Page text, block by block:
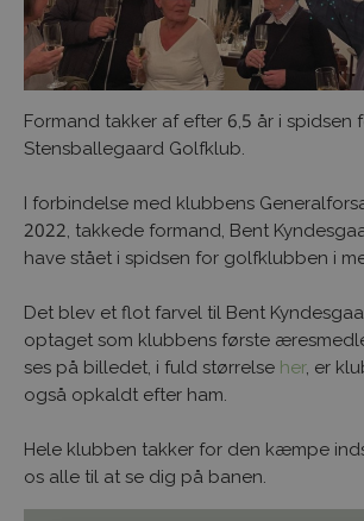
Formand takker af efter 6,5 år i spidsen
Stensballegaard Golfklub.
I forbindelse med klubbens
2022, takkede formand, Bent
have stået i spidsen for golfklubben i
Det blev et flot farvel til Bent
optaget som klubbens første
ses på billedet, i fuld størrelse her, er
også opkaldt efter ham.
Hele klubben takker for den kæmpe
os alle til at se dig på banen.